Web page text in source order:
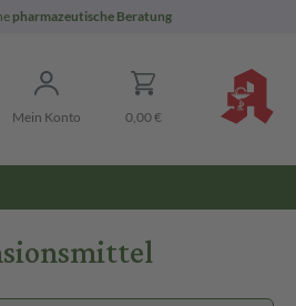
pharmazeutische Beratung
Mein Konto 0,00 €